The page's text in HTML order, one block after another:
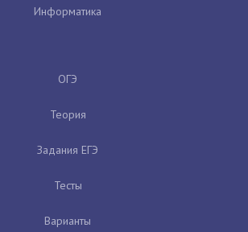
Информатика
ОГЭ
Теория
Задания ЕГЭ
Тесты
Варианты